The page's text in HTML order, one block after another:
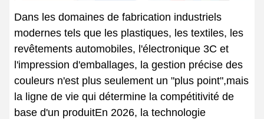
Dans les domaines de fabrication industriels
modernes tels que les plastiques, les textiles, les
revêtements automobiles, l'électronique 3C et
l'impression d'emballages, la gestion précise des
couleurs n'est plus seulement un "plus point",mais
la ligne de vie qui détermine la compétitivité de
base d'un produitEn 2026, la technologie